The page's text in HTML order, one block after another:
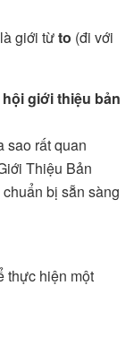
giới từto (đi với
giới thiệu bản
sao rất quan
Thiệu Bản
bị sẵn sàng
thực hiện một